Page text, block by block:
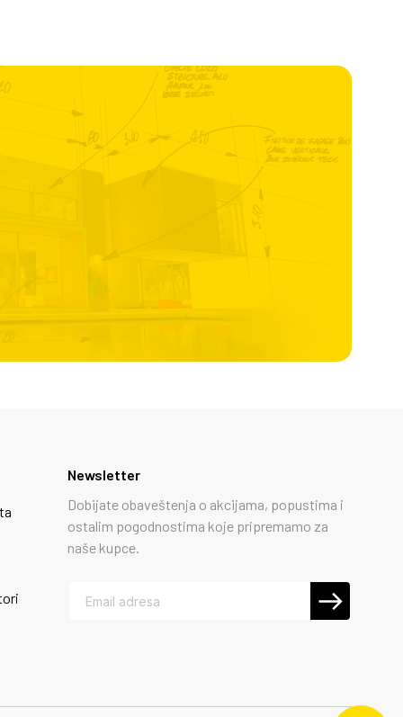
Newsletter
Dobijate obaveštenja o akcijama, popustima i
ostalim pogodnostima koje pripremamo za
naše kupce.